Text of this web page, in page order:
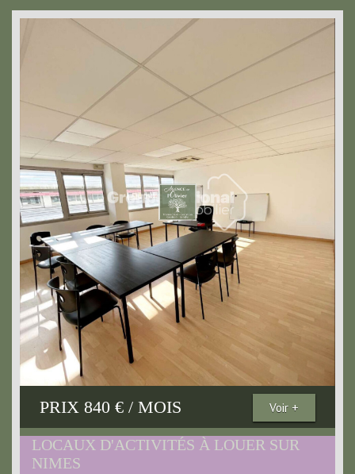
PRIX 840 € / MOIS Voir +
LOCAUX D'ACTIVITÉS À LOUER SUR
NIMES